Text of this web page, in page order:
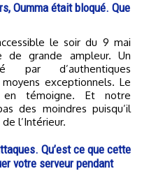
Oumma était bloqué. Que
le soir du 9 mai
de grande ampleur. Un
par d’authentiques
exceptionnels. Le
témoigne. Et notre
des moindres puisqu’il
l’Intérieur.
Qu’est ce que cette
votre serveur pendant